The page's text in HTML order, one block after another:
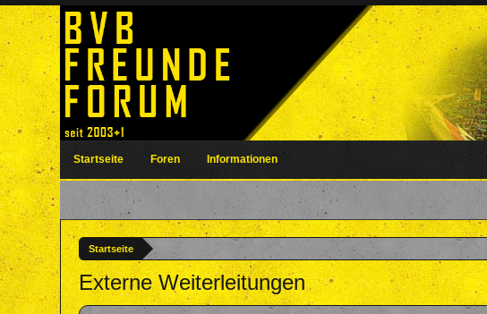
Startseite
Externe Weiterleitungen
Startseite Foren Informationen